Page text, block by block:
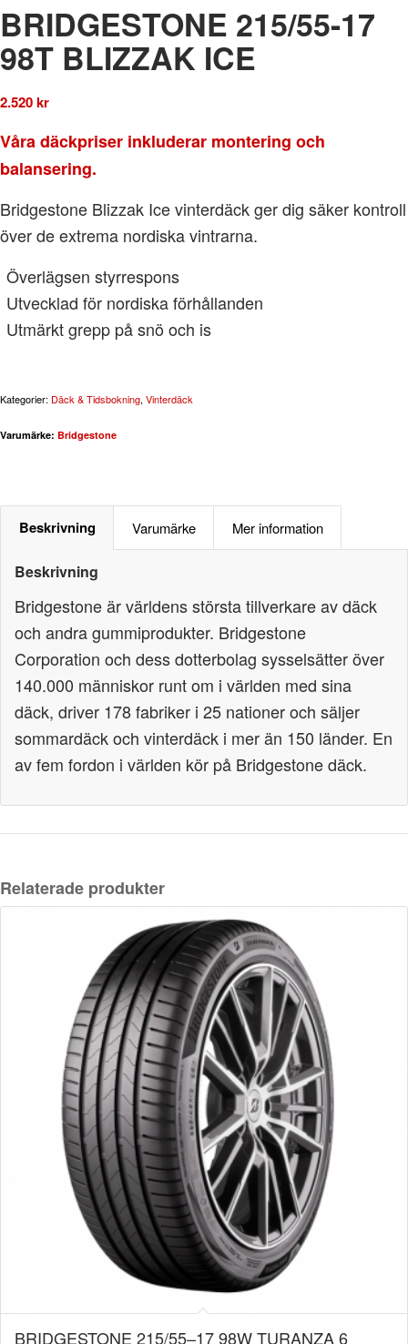
BRIDGESTONE 215/55-17
98T BLIZZAK ICE
2.520kr
Våra däckpriser inkluderar montering och
balansering.
Bridgestone Blizzak Ice vinterdäck ger dig säker kontroll
över de extrema nordiska vintrarna.
Överlägsen styrrespons
Utvecklad för nordiska förhållanden
Utmärkt grepp på snö och is
Kategorier: Däck & Tidsbokning, Vinterdäck
Varumärke: Bridgestone
Beskrivning Varumärke Mer information
Beskrivning
Bridgestone är världens största tillverkare av däck
och andra gummiprodukter. Bridgestone
Corporation och dess dotterbolag sysselsätter över
140.000 människor runt om i världen med sina
däck, driver 178 fabriker i 25 nationer och säljer
sommardäck och vinterdäck i mer än 150 länder. En
av fem fordon i världen kör på Bridgestone däck.
Relaterade produkter
BRIDGESTONE 215/55–17 98W TURANZA 6